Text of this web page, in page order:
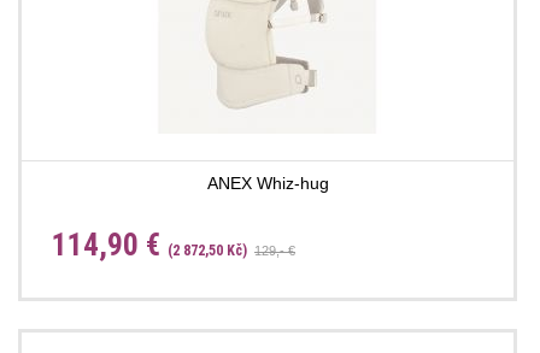
ANEX Whiz-hug
114,90 € (2 872,50 Kč) 129,- €